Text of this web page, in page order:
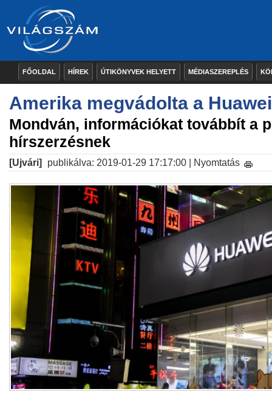
FŐOLDAL HÍREK ÚTIKÖNYVEK HELYETT MÉDIASZEREPLÉS
Amerika megvádolta a
Mondván, információkat továbbít a
hírszerzésnek
[Ujvári] publikálva: 2019-01-29 17:17:00 | Nyomtatás